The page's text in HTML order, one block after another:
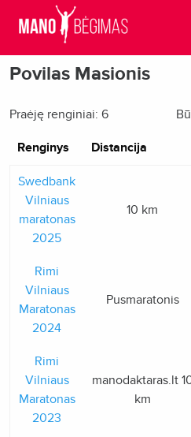
Povilas Masionis
Praėję renginiai: 6
Renginys Distancija
Swedbank
Vilniaus
maratonas
2025
10 km
Rimi
Vilniaus
Maratonas
2024
Pusmaratonis
Rimi
Vilniaus
Maratonas
2023
manodaktaras.lt
km